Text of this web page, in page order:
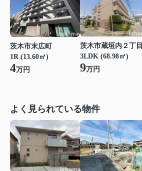
茨木市末広町
1R (13.60㎡)
4万円
茨木市蔵垣内２丁目
3LDK (68.98㎡)
9万円
よく見られている物件